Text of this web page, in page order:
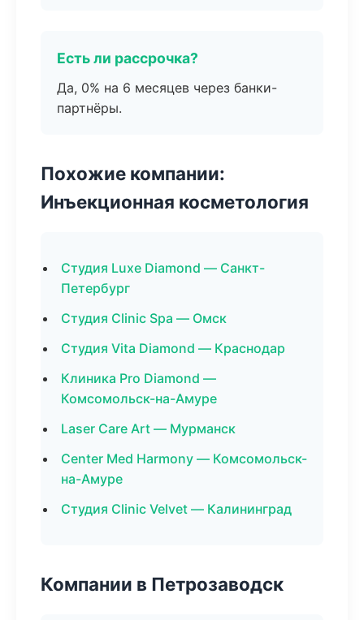
Есть ли рассрочка?
Да, 0% на 6 месяцев через банки-
партнёры.
Похожие компании:
Инъекционная косметология
Студия Luxe Diamond — Санкт-
Петербург
Студия Clinic Spa — Омск
Студия Vita Diamond — Краснодар
Клиника Pro Diamond —
Комсомольск-на-Амуре
Laser Care Art — Мурманск
Center Med Harmony — Комсомольск-
на-Амуре
Студия Clinic Velvet — Калининград
Компании в Петрозаводск